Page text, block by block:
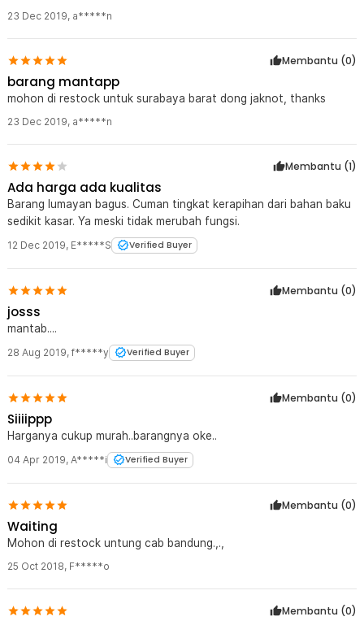
23 Dec 2019, a*****n
Membantu (0)
barang mantapp
mohon di restock untuk surabaya barat dong jaknot, thanks
23 Dec 2019, a*****n
Membantu (1)
Ada harga ada kualitas
Barang lumayan bagus. Cuman tingkat kerapihan dari bahan baku
sedikit kasar. Ya meski tidak merubah fungsi.
12 Dec 2019, E*****S Verified Buyer
Membantu (0)
josss
mantab....
28 Aug 2019, f*****y Verified Buyer
Membantu (0)
Siiiippp
Harganya cukup murah..barangnya oke..
04 Apr 2019, A*****i Verified Buyer
Membantu (0)
Waiting
Mohon di restock untung cab bandung.,.,
25 Oct 2018, F*****o
Membantu (0)